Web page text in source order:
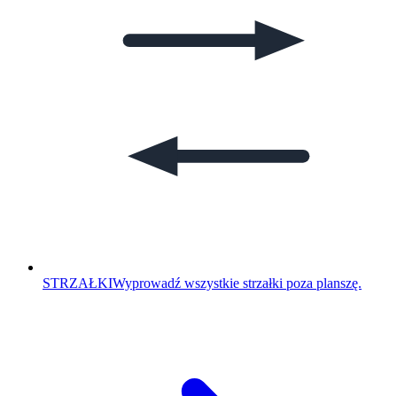
STRZAŁKIWyprowadź wszystkie strzałki poza planszę.